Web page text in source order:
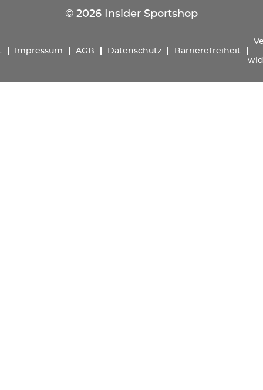
© 2026 Insider Sportshop
Impressum AGB Datenschutz Barrierefreiheit